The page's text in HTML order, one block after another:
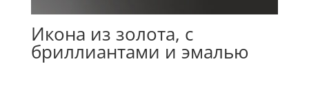
Икона из золота, с
бриллиантами и эмалью